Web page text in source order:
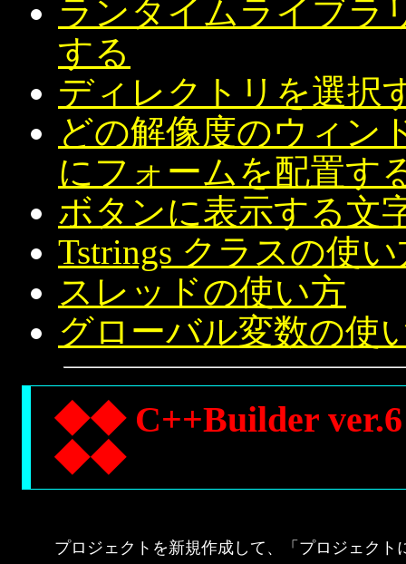
ランタイムライブラ
する
ディレクトリを選択
どの解像度のウィン
にフォームを配置す
ボタンに表示する文
Tstrings クラスの使
スレッドの使い方
グローバル変数の使
◆◆ C++Builder ver.6
◆◆
プロジェクトを新規作成して、「プロジェクト